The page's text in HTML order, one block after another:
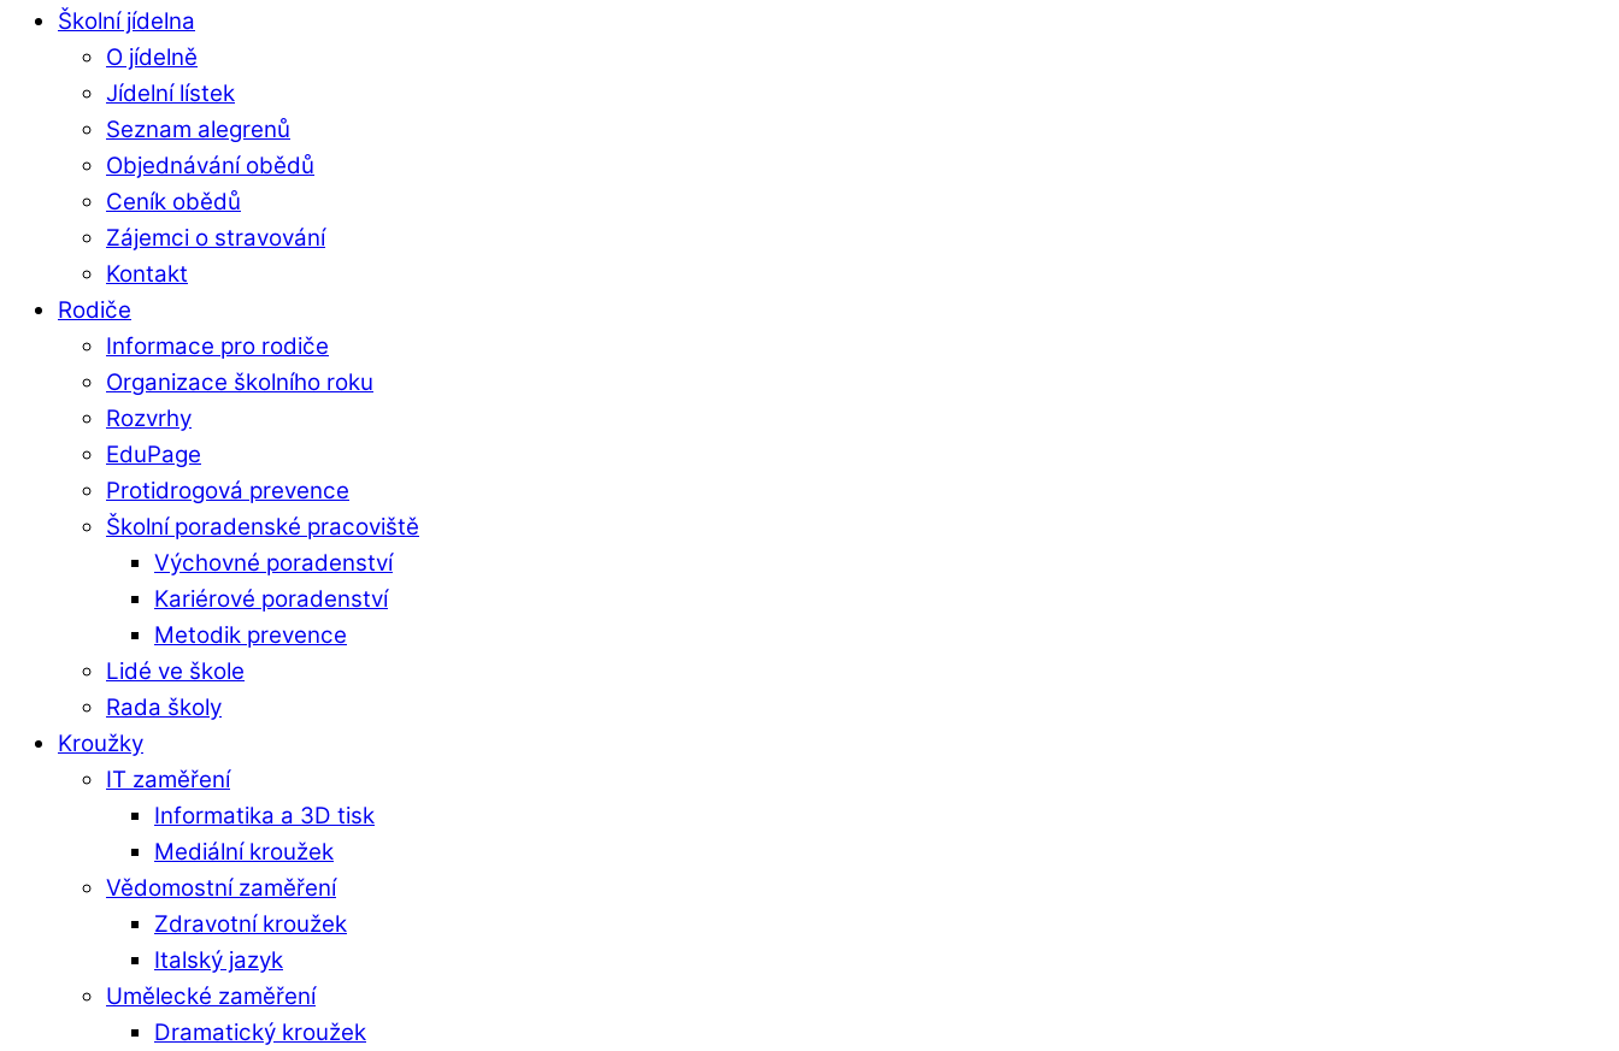
Školní jídelna
O jídelně
Jídelní lístek
Seznam alegrenů
Objednávání obědů
Ceník obědů
Zájemci o stravování
Kontakt
Rodiče
Informace pro rodiče
Organizace školního roku
Rozvrhy
EduPage
Protidrogová prevence
Školní poradenské pracoviště
Výchovné poradenství
Kariérové poradenství
Metodik prevence
Lidé ve škole
Rada školy
Kroužky
IT zaměření
Informatika a 3D tisk
Mediální kroužek
Vědomostní zaměření
Zdravotní kroužek
Italský jazyk
Umělecké zaměření
Dramatický kroužek